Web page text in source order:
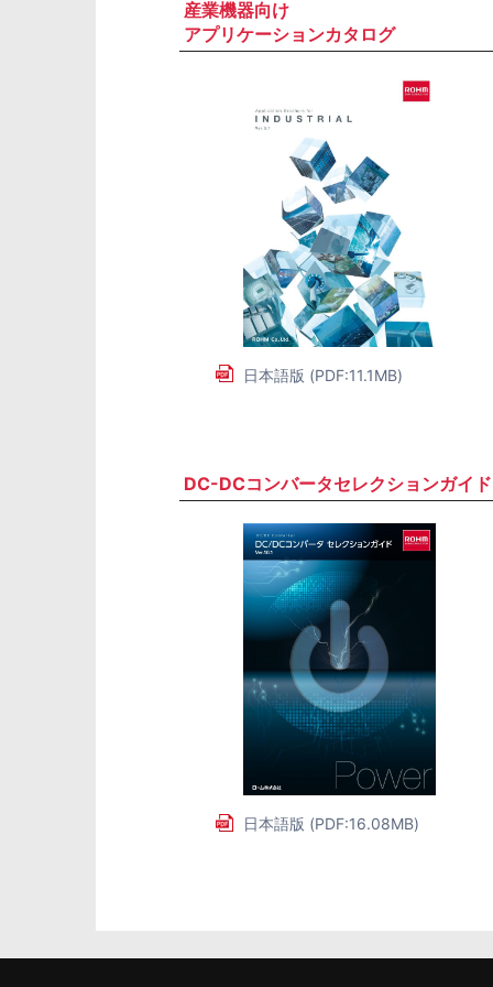
産業機器向け
アプリケーションカタログ
日本語版 (PDF:11.1MB)
DC-DCコンバータセレクションガイド
日本語版 (PDF:16.08MB)